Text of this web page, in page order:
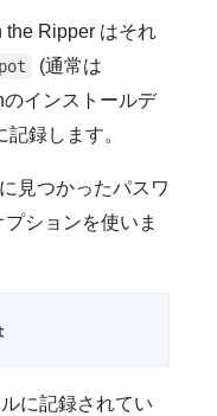
the Ripper はそれ
(通常は
のインストールデ
録します。
見つかったパスワ
プションを使いま
に記録されてい